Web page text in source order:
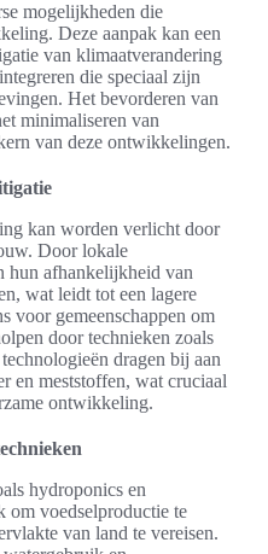
mogelijkheden die
Deze aanpak kan een
van klimaatverandering
die speciaal zijn
Het bevorderen van
minimaliseren van
van deze ontwikkelingen.
kan worden verlicht door
Door lokale
hun afhankelijkheid van
wat leidt tot een lagere
voor gemeenschappen om
door technieken zoals
dragen bij aan
en meststoffen, wat cruciaal
ontwikkeling.
hydroponics en
om voedselproductie te
van land te vereisen.